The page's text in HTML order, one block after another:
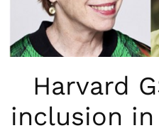
Harvard
inclusion